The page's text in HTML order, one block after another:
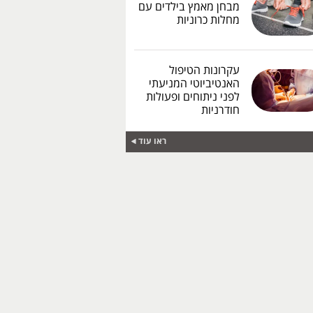
מבחן מאמץ בילדים עם
מחלות כרוניות
עקרונות הטיפול
האנטיביוטי המניעתי
לפני ניתוחים ופעולות
חודרניות
ראו עוד